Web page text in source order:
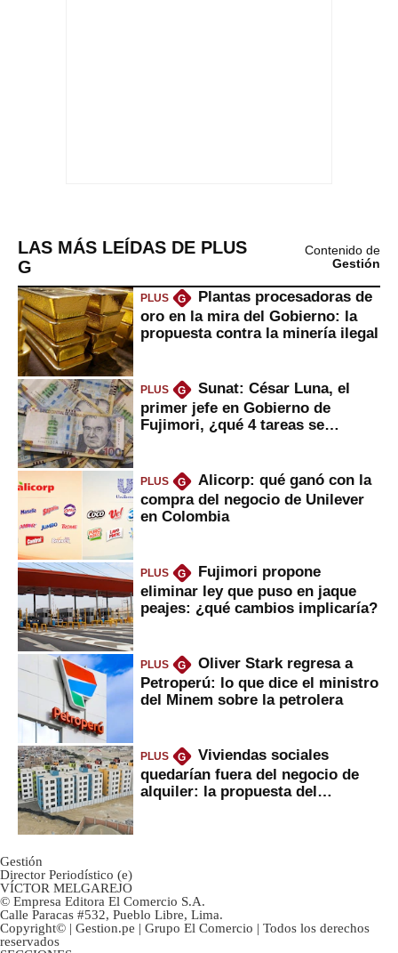
LAS MÁS LEÍDAS DE PLUS
G
Contenido de
Gestión
PLUS G
Plantas procesadoras de
oro en la mira del Gobierno: la
propuesta contra la minería ilegal
PLUS G
Sunat: César Luna, el
primer jefe en Gobierno de
Fujimori, ¿qué 4 tareas se
PLUS G
Alicorp: qué ganó con la
compra del negocio de Unilever
en Colombia
PLUS G
Fujimori propone
eliminar ley que puso en jaque
peajes: ¿qué cambios implicaría?
PLUS G
Oliver Stark regresa a
Petroperú: lo que dice el ministro
del Minem sobre la petrolera
PLUS G
Viviendas sociales
quedarían fuera del negocio de
alquiler: la propuesta del
Gestión
Director Periodístico (e)
VÍCTOR MELGAREJO
© Empresa Editora El Comercio S.A.
Calle Paracas #532, Pueblo Libre, Lima.
Copyright© | Gestion.pe | Grupo El Comercio | Todos los derechos
reservados